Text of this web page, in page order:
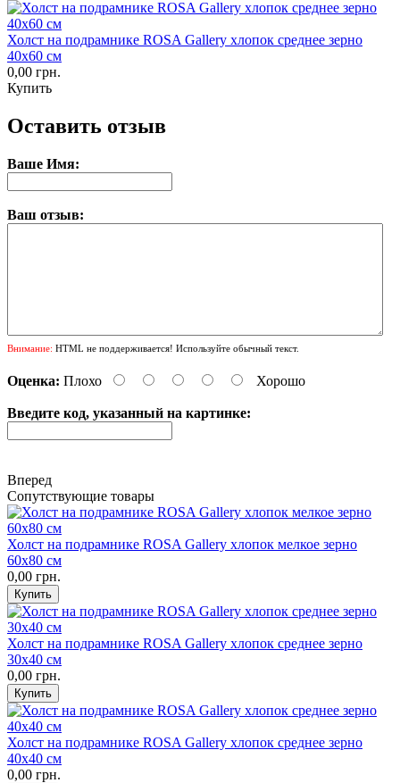
Холст на подрамнике ROSA Gallery хлопок среднее зерно
40х60 см
0,00 грн.
Купить
Оставить отзыв
Ваше Имя:
Ваш отзыв:
Внимание: HTML не поддерживается! Используйте обычный текст.
Оценка: Плохо Хорошо
Введите код, указанный на картинке:
Вперед
Сопутствующие товары
Холст на подрамнике ROSA Gallery хлопок мелкое зерно
60х80 см
0,00 грн.
Холст на подрамнике ROSA Gallery хлопок среднее зерно
30х40 см
0,00 грн.
Холст на подрамнике ROSA Gallery хлопок среднее зерно
40х40 см
0,00 грн.